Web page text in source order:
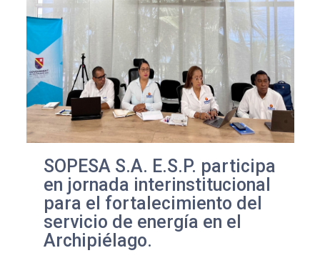
SOPESA S.A. E.S.P. participa
en jornada interinstitucional
para el fortalecimiento del
servicio de energía en el
Archipiélago.